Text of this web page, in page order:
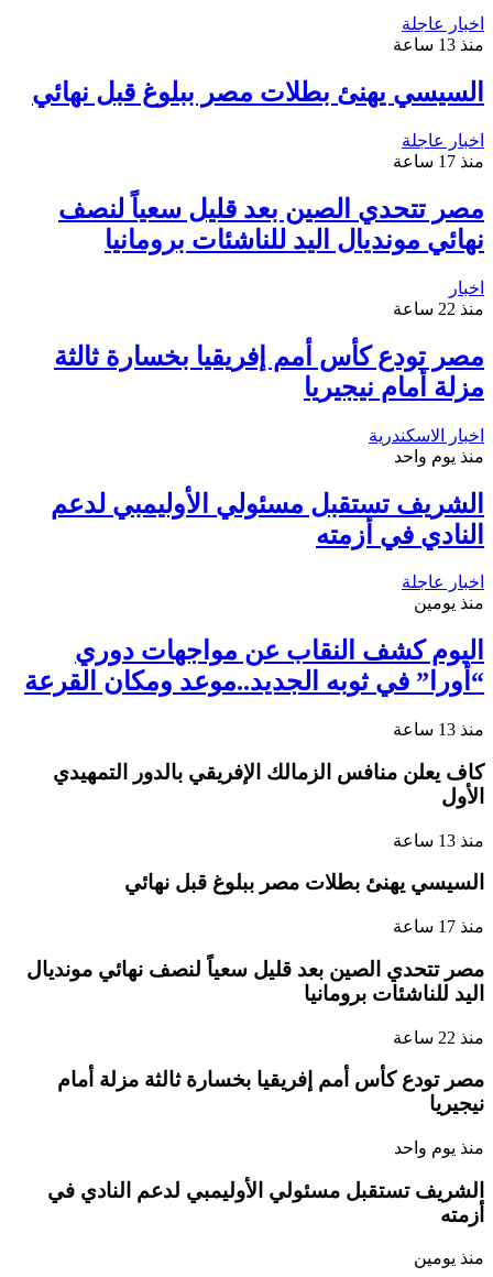
اخبار عاجلة
منذ 13 ساعة
السيسي يهنئ بطلات مصر ببلوغ قبل نهائي
اخبار عاجلة
منذ 17 ساعة
مصر تتحدي الصين بعد قليل سعياً لنصف
نهائي مونديال اليد للناشئات برومانيا
اخبار
منذ 22 ساعة
مصر تودع كأس أمم إفريقيا بخسارة ثالثة
مزلة أمام نيجيريا
اخبار الاسكندرية
منذ يوم واحد
الشريف تستقبل مسئولي الأوليمبي لدعم
النادي في أزمته
اخبار عاجلة
منذ يومين
اليوم كشف النقاب عن مواجهات دوري
“أورا” في ثوبه الجديد..موعد ومكان القرعة
منذ 13 ساعة
كاف يعلن منافس الزمالك الإفريقي بالدور التمهيدي
الأول
منذ 13 ساعة
السيسي يهنئ بطلات مصر ببلوغ قبل نهائي
منذ 17 ساعة
مصر تتحدي الصين بعد قليل سعياً لنصف نهائي مونديال
اليد للناشئات برومانيا
منذ 22 ساعة
مصر تودع كأس أمم إفريقيا بخسارة ثالثة مزلة أمام
نيجيريا
منذ يوم واحد
الشريف تستقبل مسئولي الأوليمبي لدعم النادي في
أزمته
منذ يومين